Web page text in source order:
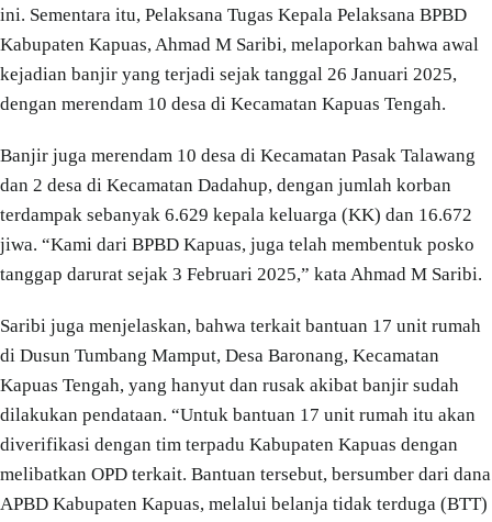
ini. Sementara itu, Pelaksana Tugas Kepala Pelaksana BPBD
Kabupaten Kapuas, Ahmad M Saribi, melaporkan bahwa awal
kejadian banjir yang terjadi sejak tanggal 26 Januari 2025,
dengan merendam 10 desa di Kecamatan Kapuas Tengah.
Banjir juga merendam 10 desa di Kecamatan Pasak Talawang
dan 2 desa di Kecamatan Dadahup, dengan jumlah korban
terdampak sebanyak 6.629 kepala keluarga (KK) dan 16.672
jiwa. “Kami dari BPBD Kapuas, juga telah membentuk posko
tanggap darurat sejak 3 Februari 2025,” kata Ahmad M Saribi.
Saribi juga menjelaskan, bahwa terkait bantuan 17 unit rumah
di Dusun Tumbang Mamput, Desa Baronang, Kecamatan
Kapuas Tengah, yang hanyut dan rusak akibat banjir sudah
dilakukan pendataan. “Untuk bantuan 17 unit rumah itu akan
diverifikasi dengan tim terpadu Kabupaten Kapuas dengan
melibatkan OPD terkait. Bantuan tersebut, bersumber dari dana
APBD Kabupaten Kapuas, melalui belanja tidak terduga (BTT)